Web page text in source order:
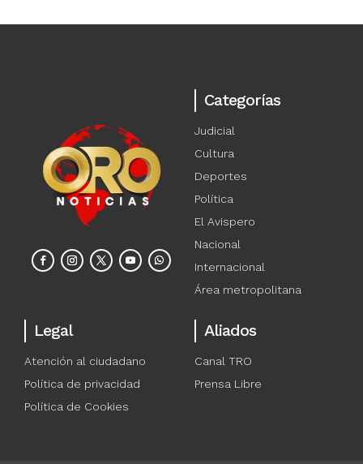
Categorías
Judicial
Cultura
Deportes
Política
El Avispero
Nacional
Internacional
Área metropolitana
Legal
Atención al ciudadano
Política de privacidad
Política de Cookies
Aliados
Canal TRO
Prensa Libre